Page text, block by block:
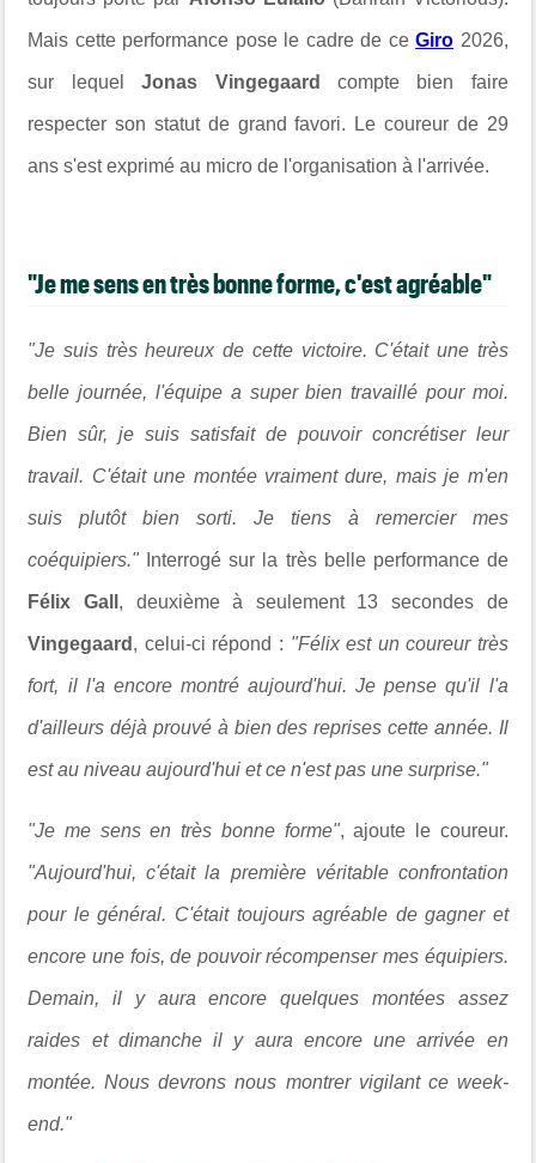
Mais cette performance pose le cadre de ceGiro 2026,
sur lequelJonas Vingegaard compte bien faire
respecter son statut de grand favori. Le coureur de 29
ans s'est exprimé au micro de l'organisation à l'arrivée.
"Je me sens en très bonne forme, c'est agréable"
"Je suis très heureux de cette victoire. C'était une très
belle journée, l'équipe a super bien travaillé pour moi.
Bien sûr, je suis satisfait de pouvoir concrétiser leur
travail. C'était une montée vraiment dure, mais je m'en
suis plutôt bien sorti. Je tiens à remercier mes
coéquipiers." Interrogé sur la très belle performance de
Félix Gall , deuxième à seulement 13 secondes de
Vingegaard , celui-ci répond : "Félix est un coureur très
fort, il l'a encore montré aujourd'hui. Je pense qu'il l'a
d'ailleurs déjà prouvé à bien des reprises cette année. Il
est au niveau aujourd'hui et ce n'est pas une surprise."
"Je me sens en très bonne forme", ajoute le coureur.
"Aujourd'hui, c'était la première véritable confrontation
pour le général. C'était toujours agréable de gagner et
encore une fois, de pouvoir récompenser mes équipiers.
Demain, il y aura encore quelques montées assez
raides et dimanche il y aura encore une arrivée en
montée. Nous devrons nous montrer vigilant ce week-
end."